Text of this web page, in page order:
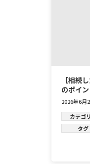
【相続
のポイン
2026年6月
カテゴ
タグ